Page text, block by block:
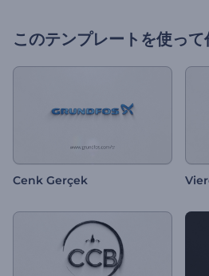
このテンプレートを使っ
Cenk Gerçek